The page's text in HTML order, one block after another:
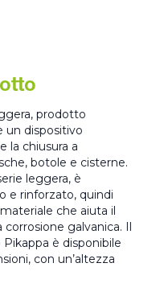
prodotto
un dispositivo
la chiusura a
botole e cisterne.
leggera, è
e rinforzato, quindi
che aiuta il
galvanica. Il
è disponibile
con un’altezza